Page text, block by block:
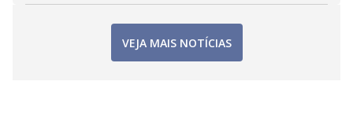
VEJA MAIS NOTÍCIAS